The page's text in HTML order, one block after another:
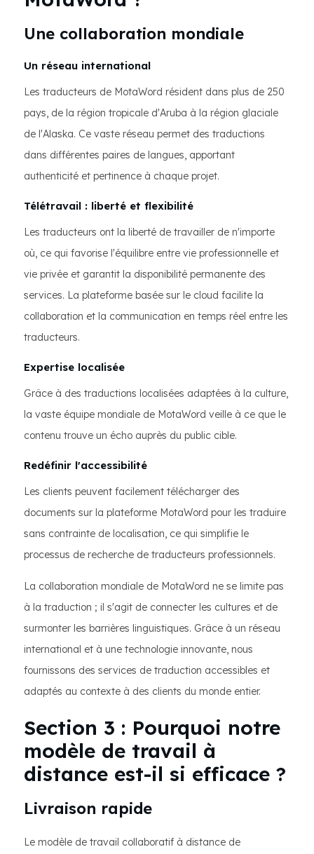
Une collaboration mondiale
Un réseau international
Les traducteurs de MotaWord résident dans plus de 250
pays, de la région tropicale d'Aruba à la région glaciale
de l'Alaska. Ce vaste réseau permet des traductions
dans différentes paires de langues, apportant
authenticité et pertinence à chaque projet.
Télétravail : liberté et flexibilité
Les traducteurs ont la liberté de travailler de n'importe
où, ce qui favorise l'équilibre entre vie professionnelle et
vie privée et garantit la disponibilité permanente des
services. La plateforme basée sur le cloud facilite la
collaboration et la communication en temps réel entre les
traducteurs.
Expertise localisée
Grâce à des traductions localisées adaptées à la culture,
la vaste équipe mondiale de MotaWord veille à ce que le
contenu trouve un écho auprès du public cible.
Redéfinir l'accessibilité
Les clients peuvent facilement télécharger des
documents sur la plateforme MotaWord pour les traduire
sans contrainte de localisation, ce qui simplifie le
processus de recherche de traducteurs professionnels.
La collaboration mondiale de MotaWord ne se limite pas
à la traduction ; il s'agit de connecter les cultures et de
surmonter les barrières linguistiques. Grâce à un réseau
international et à une technologie innovante, nous
fournissons des services de traduction accessibles et
adaptés au contexte à des clients du monde entier.
Section 3 : Pourquoi notre
modèle de travail à
distance est-il si efficace ?
Livraison rapide
Le modèle de travail collaboratif à distance de